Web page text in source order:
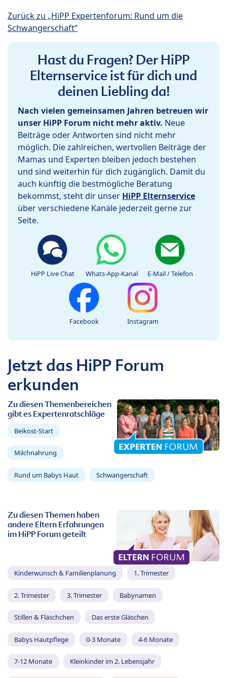
Zurück zu „HiPP Expertenforum: Rund um die
Schwangerschaft“
Hast du Fragen? Der HiPP
Elternservice ist für dich und
deinen Liebling da!
Nach vielen gemeinsamen Jahren betreuen wir
unser HiPP Forum nicht mehr aktiv. Neue
Beiträge oder Antworten sind nicht mehr
möglich. Die zahlreichen, wertvollen Beiträge der
Mamas und Experten bleiben jedoch bestehen
und sind weiterhin für dich zugänglich. Damit du
auch künftig die bestmögliche Beratung
bekommst, steht dir unser HiPP Elternservice
über verschiedene Kanäle jederzeit gerne zur
Seite.
HiPP Live Chat Whats-App-Kanal E-Mail / Telefon
Facebook Instagram
Jetzt das HiPP Forum
erkunden
Zu diesen Themenbereichen
gibt es Expertenratschläge
Beikost-Start
Milchnahrung
Rund um Babys Haut Schwangerschaft
Zu diesen Themen haben
andere Eltern Erfahrungen
im HiPP Forum geteilt
Kinderwunsch & Familienplanung 1. Trimester
2. Trimester 3. Trimester Babynamen
Stillen & Fläschchen Das erste Gläschen
Babys Hautpflege 0-3 Monate 4-6 Monate
7-12 Monate Kleinkinder im 2. Lebensjahr